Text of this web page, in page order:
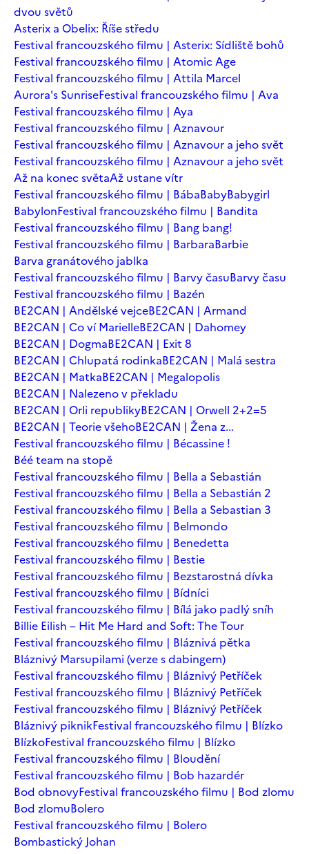
dvou světů
Asterix a Obelix: Říše středu
Festival francouzského filmu | Asterix: Sídliště bohů
Festival francouzského filmu | Atomic Age
Festival francouzského filmu | Attila Marcel
Aurora's SunriseFestival francouzského filmu | Ava
Festival francouzského filmu | Aya
Festival francouzského filmu | Aznavour
Festival francouzského filmu | Aznavour a jeho svět
Festival francouzského filmu | Aznavour a jeho svět
Až na konec světaAž ustane vítr
Festival francouzského filmu | BábaBabyBabygirl
BabylonFestival francouzského filmu | Bandita
Festival francouzského filmu | Bang bang!
Festival francouzského filmu | BarbaraBarbie
Barva granátového jablka
Festival francouzského filmu | Barvy časuBarvy času
Festival francouzského filmu | Bazén
BE2CAN | Andělské vejceBE2CAN | Armand
BE2CAN | Co ví MarielleBE2CAN | Dahomey
BE2CAN | DogmaBE2CAN | Exit 8
BE2CAN | Chlupatá rodinkaBE2CAN | Malá sestra
BE2CAN | MatkaBE2CAN | Megalopolis
BE2CAN | Nalezeno v překladu
BE2CAN | Orli republikyBE2CAN | Orwell 2+2=5
BE2CAN | Teorie všehoBE2CAN | Žena z...
Festival francouzského filmu | Bécassine !
Béé team na stopě
Festival francouzského filmu | Bella a Sebastián
Festival francouzského filmu | Bella a Sebastián 2
Festival francouzského filmu | Bella a Sebastian 3
Festival francouzského filmu | Belmondo
Festival francouzského filmu | Benedetta
Festival francouzského filmu | Bestie
Festival francouzského filmu | Bezstarostná dívka
Festival francouzského filmu | Bídníci
Festival francouzského filmu | Bílá jako padlý sníh
Billie Eilish – Hit Me Hard and Soft: The Tour
Festival francouzského filmu | Bláznivá pětka
Bláznivý Marsupilami (verze s dabingem)
Festival francouzského filmu | Bláznivý Petříček
Festival francouzského filmu | Bláznivý Petříček
Festival francouzského filmu | Bláznivý Petříček
Bláznivý piknikFestival francouzského filmu | Blízko
BlízkoFestival francouzského filmu | Blízko
Festival francouzského filmu | Bloudění
Festival francouzského filmu | Bob hazardér
Bod obnovyFestival francouzského filmu | Bod zlomu
Bod zlomuBolero
Festival francouzského filmu | Bolero
Bombastický Johan